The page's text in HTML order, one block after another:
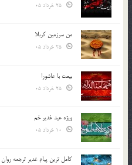
من سرزمین کربلا
بیعت با عاشورا
ویژه عید غدیر خم
کامل ترین پیام غدیر ترجمه